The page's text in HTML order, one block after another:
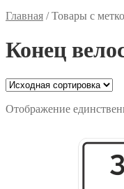
Главная /Товары с
Конец
Отображение